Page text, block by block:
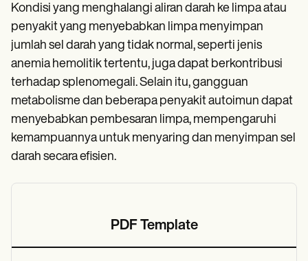
Kondisi yang menghalangi aliran darah ke limpa atau
penyakit yang menyebabkan limpa menyimpan
jumlah sel darah yang tidak normal, seperti jenis
anemia hemolitik tertentu, juga dapat berkontribusi
terhadap splenomegali. Selain itu, gangguan
metabolisme dan beberapa penyakit autoimun dapat
menyebabkan pembesaran limpa, mempengaruhi
kemampuannya untuk menyaring dan menyimpan sel
darah secara efisien.
PDF Template